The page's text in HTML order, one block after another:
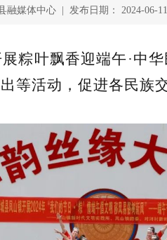
融媒体中心 | 发布日期： 2024-06-
粽叶飘香迎端午·
等活动，促进各民族